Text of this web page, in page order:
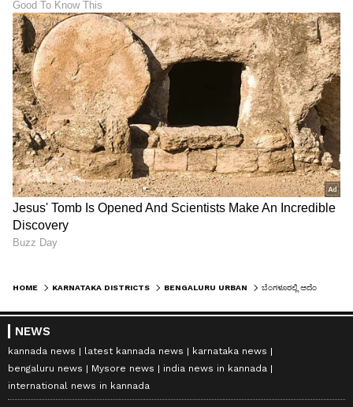
HOME KARNATAKA DISTRICTS BENGALURU URBAN
NEWS
kannada news latest kannada news
karnataka news
bengaluru news
Mysore news
india news in kannada
international news in kannada